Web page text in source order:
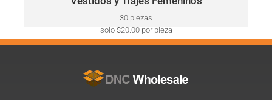
30 piezas
solo $20.00 por pieza